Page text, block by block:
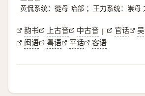
黄侃系统：從母 咍部 ；王力系统：崇母
韵书 上古音 中古音 | 官话
闽语
粤语 平话 客语